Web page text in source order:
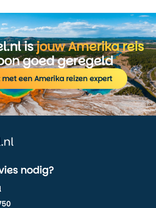
isjouw Amerika reis
goed geregeld
een Amerika reizen expert
nodig?